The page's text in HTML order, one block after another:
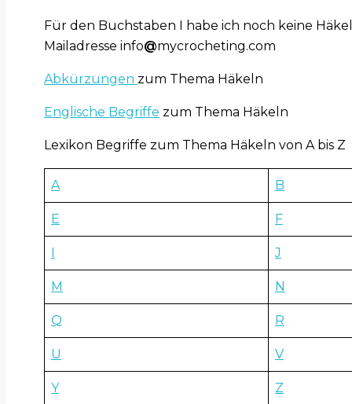
Für den Buchstaben I habe ich noch keine
Mailadresse info@mycrocheting.com
Abkürzungen zum Thema Häkeln
Englische Begriffe zum Thema Häkeln
Lexikon Begriffe zum Thema Häkeln von A bis Z
A B
E F
J
M N
Q R
U V
Y Z